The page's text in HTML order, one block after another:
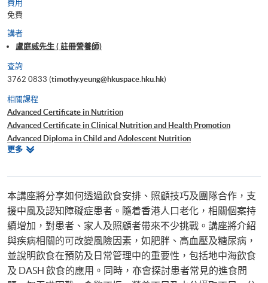
費用
免費
講者
盧庭威先生 ( 註冊營養師)
查詢
3762 0833 (timothy.yeung@hkuspace.hku.hk)
相關課程
Advanced Certificate in Nutrition
Advanced Certificate in Clinical Nutrition and Health Promotion
Advanced Diploma in Child and Adolescent Nutrition
Bachelor of Science (Honours) Food and Nutrition
Disorders Rehabilitation Course)
證書 (單元 : 腦部及精神健康營養學)
更多相
本講座將分享如何透過飲食安排、照顧技巧及團隊合作，支
援中風及認知障礙症患者。隨着香港人口老化，相關個案持
續增加，對患者、家人及照顧者帶來不少挑戰。講座將介紹
與疾病相關的可改變風險因素，如肥胖、高血壓及糖尿病，
並說明飲食在預防及日常管理中的重要性，包括地中海飲食
及 DASH 飲食的應用。同時，亦會探討患者常見的進食問